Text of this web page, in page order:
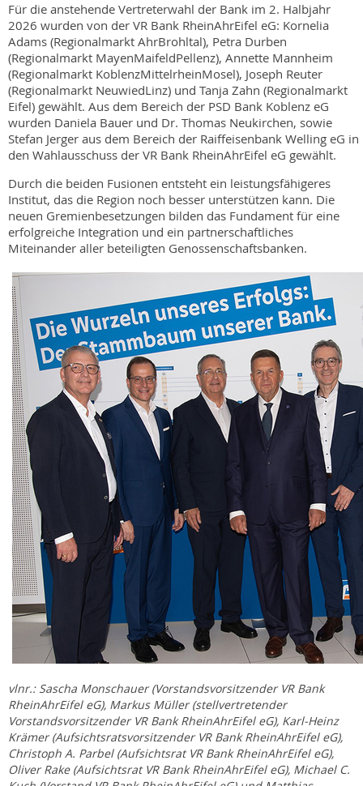
Für die anstehende Vertreterwahl der Bank im 2. Halbjahr
2026 wurden von der VR Bank RheinAhrEifel eG: Kornelia
Adams (Regionalmarkt AhrBrohltal), Petra Durben
(Regionalmarkt MayenMaifeldPellenz), Annette Mannheim
(Regionalmarkt KoblenzMittelrheinMosel), Joseph Reuter
(Regionalmarkt NeuwiedLinz) und Tanja Zahn (Regionalmarkt
Eifel) gewählt. Aus dem Bereich der PSD Bank Koblenz eG
wurden Daniela Bauer und Dr. Thomas Neukirchen, sowie
Stefan Jerger aus dem Bereich der Raiffeisenbank Welling eG in
den Wahlausschuss der VR Bank RheinAhrEifel eG gewählt.
Durch die beiden Fusionen entsteht ein leistungsfähigeres
Institut, das die Region noch besser unterstützen kann. Die
neuen Gremienbesetzungen bilden das Fundament für eine
erfolgreiche Integration und ein partnerschaftliches
Miteinander aller beteiligten Genossenschaftsbanken.
vlnr.: Sascha Monschauer (Vorstandsvorsitzender VR Bank
RheinAhrEifel eG), Markus Müller (stellvertretender
Vorstandsvorsitzender VR Bank RheinAhrEifel eG), Karl-Heinz
Krämer (Aufsichtsratsvorsitzender VR Bank RheinAhrEifel eG),
Christoph A. Parbel (Aufsichtsrat VR Bank RheinAhrEifel eG),
Oliver Rake (Aufsichtsrat VR Bank RheinAhrEifel eG), Michael C.